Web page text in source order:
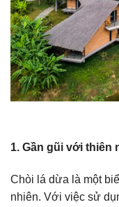
1. Gần gũi với thiên
Chòi lá dừa là một
nhiên. Với việc sử